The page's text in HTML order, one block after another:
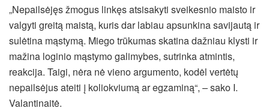
„Nepailsėjęs žmogus linkęs atsisakyti sveikesnio maisto ir
valgyti greitą maistą, kuris dar labiau apsunkina savijautą ir
sulėtina mąstymą. Miego trūkumas skatina dažniau klysti ir
mažina loginio mąstymo galimybes, sutrinka atmintis,
reakcija. Taigi, nėra nė vieno argumento, kodėl vertėtų
nepailsėjus ateiti į koliokviumą ar egzaminą“, – sako I.
Valantinaitė.